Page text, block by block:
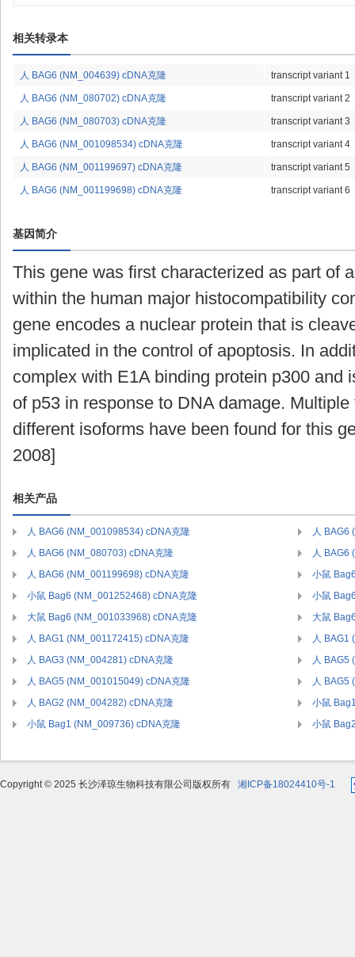
相关转录本
人 BAG6 (NM_004639) cDNA克隆 transcript variant 1
人 BAG6 (NM_080702) cDNA克隆 transcript variant 2
人 BAG6 (NM_080703) cDNA克隆 transcript variant 3
人 BAG6 (NM_001098534) cDNA克隆 transcript variant 4
人 BAG6 (NM_001199697) cDNA克隆 transcript variant 5
人 BAG6 (NM_001199698) cDNA克隆 transcript variant 6
基因简介
This gene was first characterized as part of
within the human major histocompatibility
gene encodes a nuclear protein that is
implicated in the control of apoptosis. In
complex with E1A binding protein p300 and
of p53 in response to DNA damage.
different isoforms have been found for this
2008]
相关产品
人 BAG6 (NM_001098534) cDNA克隆
人 BAG6
人 BAG6 (NM_080703) cDNA克隆
人 BAG6
人 BAG6 (NM_001199698) cDNA克隆
小鼠
小鼠 Bag6 (NM_001252468) cDNA克隆
小鼠
大鼠 Bag6 (NM_001033968) cDNA克隆
大鼠
人 BAG1 (NM_001172415) cDNA克隆
人 BAG1
人 BAG3 (NM_004281) cDNA克隆
人 BAG5
人 BAG5 (NM_001015049) cDNA克隆
人 BAG5
人 BAG2 (NM_004282) cDNA克隆
小鼠
小鼠 Bag1 (NM_009736) cDNA克隆
小鼠
Copyright © 2025 长沙泽琼生物科技有限公司版权所有 湘ICP备18024410号-1